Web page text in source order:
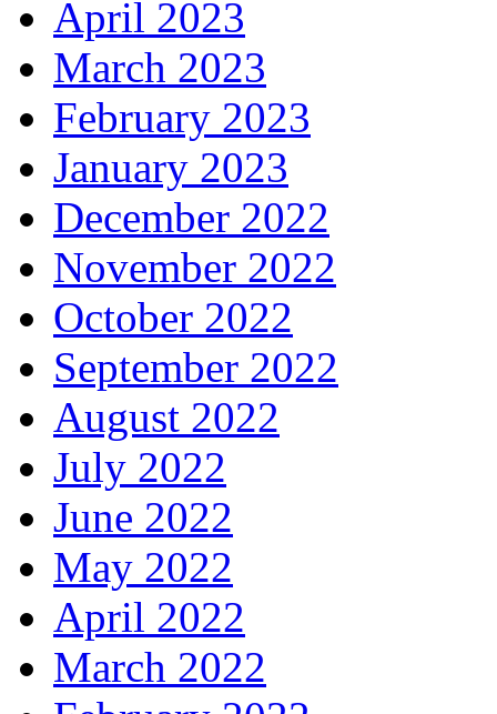
April 2023
March 2023
February 2023
January 2023
December 2022
November 2022
October 2022
September 2022
August 2022
July 2022
June 2022
May 2022
April 2022
March 2022